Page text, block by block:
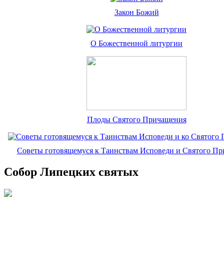
Закон Божий
О Божественной литургии
Плоды Святого Причащения
Советы готовящемуся к Таинствам Исповеди и Святого
Собор Липецких святых